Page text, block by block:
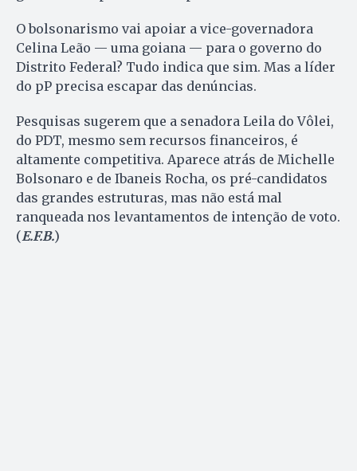
O bolsonarismo vai apoiar a vice-governadora
Celina Leão — uma goiana — para o governo do
Distrito Federal? Tudo indica que sim. Mas a líder
do pP precisa escapar das denúncias.
Pesquisas sugerem que a senadora Leila do Vôlei,
do PDT, mesmo sem recursos financeiros, é
altamente competitiva. Aparece atrás de Michelle
Bolsonaro e de Ibaneis Rocha, os pré-candidatos
das grandes estruturas, mas não está mal
ranqueada nos levantamentos de intenção de voto.
(E.F.B.)